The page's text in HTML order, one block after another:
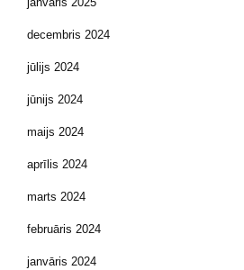
decembris 2024
jūlijs 2024
jūnijs 2024
maijs 2024
aprīlis 2024
marts 2024
februāris 2024
janvāris 2024